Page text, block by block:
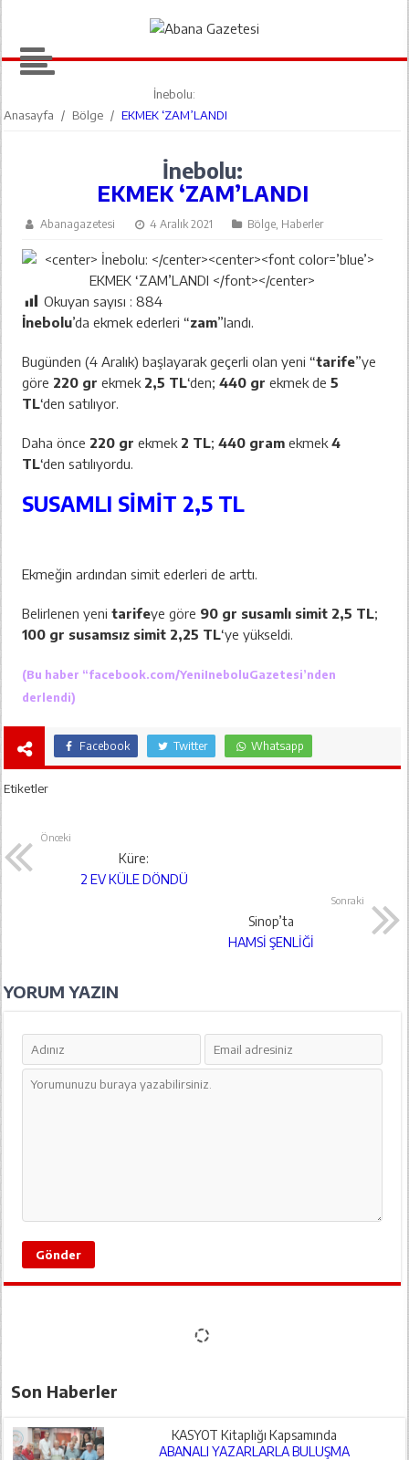
Anasayfa / Bölge /
İnebolu:
EKMEK ‘ZAM’LANDI
İnebolu:
EKMEK ‘ZAM’LANDI
Abanagazetesi 4 Aralık 2021 Bölge, Haberler
Okuyan sayısı :884
İnebolu’da ekmek ederleri “zam”landı.
Bugünden (4 Aralık) başlayarak geçerli olan yeni “tarife”ye
göre 220 gr ekmek 2,5 TL‘den;440 gr ekmek de5
TL‘den satılıyor.
Daha önce 220 gr ekmek 2 TL;440 gram ekmek4
TL‘den satılıyordu.
SUSAMLI SİMİT 2,5 TL
Ekmeğin ardından simit ederleri de arttı.
Belirlenen yenitarifeye göre 90 gr susamlı simit 2,5 TL;
100 gr susamsız simit 2,25 TL‘ye yükseldi.
(Bu haber “facebook.com/YeniIneboluGazetesi’nden
derlendi)
Facebook Twitter Whatsapp
Etiketler
Önceki
Küre:
2 EV KÜLE DÖNDÜ
Sonraki
Sinop’ta
HAMSİ ŞENLİĞİ
YORUM YAZIN
Son Haberler
KASYOT Kitaplığı Kapsamında
ABANALI YAZARLARLA BULUŞMA